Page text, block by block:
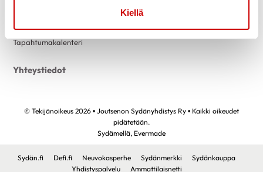
Kiellä
Liity jäseneksi
Tapahtumakalenteri
Tietosuojaselosteet
Yhteystiedot
© Tekijänoikeus 2026 • Joutsenon Sydänyhdistys Ry • Kaikki oikeudet
pidätetään.
Sydämellä, Evermade
Sydän.fi Defi.fi Neuvokasperhe Sydänmerkki
Sydänkauppa
Yhdistyspalvelu
Ammattilaisnetti